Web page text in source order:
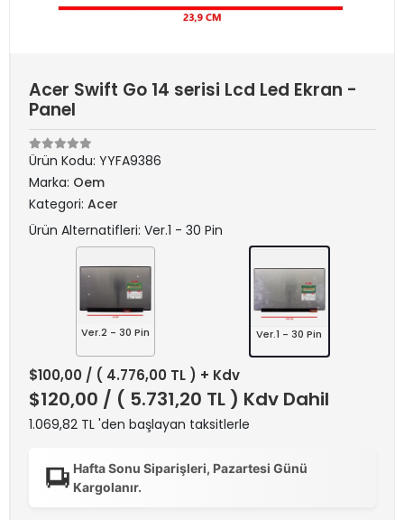
Acer Swift Go 14 serisi Lcd Led Ekran -
Panel
Ürün Kodu: YYFA9386
Marka: Oem
Kategori: Acer
Ürün Alternatifleri: Ver.1 - 30 Pin
Ver.2 - 30 Pin Ver.1 - 30 Pin
$100,00 / ( 4.776,00 TL ) + Kdv
$120,00 / ( 5.731,20 TL ) Kdv Dahil
1.069,82 TL 'den başlayan taksitlerle
Hafta Sonu Siparişleri, Pazartesi Günü
Kargolanır.